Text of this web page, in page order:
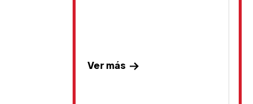
Ver más